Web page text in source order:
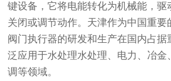
键设备，它将电能转化为机械能，驱
关闭或调节动作。天津作为中国重要
阀门执行器的研发和生产在国内占据
泛应用于水处理水处理、电力、冶金
调等领域。